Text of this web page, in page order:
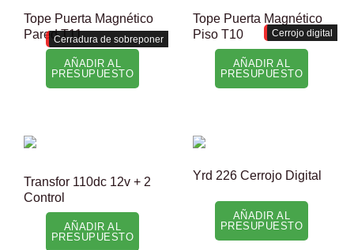
Tope Puerta Magnético
Pared T11
AÑADIR AL
PRESUPUESTO
Tope Puerta Magnético
Piso T10
AÑADIR AL
PRESUPUESTO
Transfor 110dc 12v + 2
Control
Cerradura de sobreponer
AÑADIR AL
PRESUPUESTO
Yrd 226 Cerrojo Digital
Cerrojo digital
AÑADIR AL
PRESUPUESTO